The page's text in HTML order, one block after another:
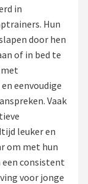
in
Hun
door hen
of in bed te
eenvoudige
Vaak
leuker en
om met hun
een consistent
voor jonge